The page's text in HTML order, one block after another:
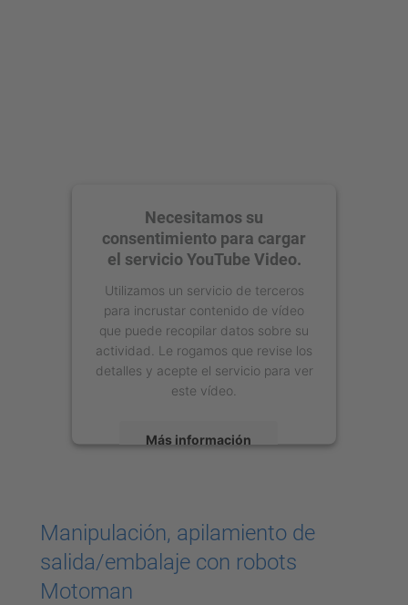
Necesitamos su
consentimiento para cargar
el servicio YouTube Video.
Utilizamos un servicio de terceros
para incrustar contenido de vídeo
que puede recopilar datos sobre su
actividad. Le rogamos que revise los
detalles y acepte el servicio para ver
este vídeo.
Más información
Management Platform
Manipulación, apilamiento de
salida/embalaje con robots
Motoman